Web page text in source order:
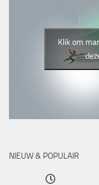
Klik om
NIEUW & POPULAIR